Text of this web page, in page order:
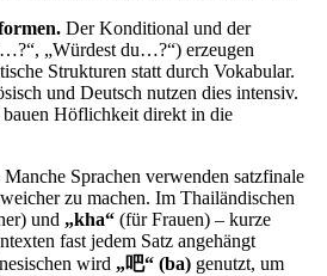
Der Konditional und der
„Würdest du…?“) erzeugen
Strukturen statt durch Vokabular.
und Deutsch nutzen dies intensiv.
bauen Höflichkeit direkt in die
Manche Sprachen verwenden satzfinale
zu machen. Im Thailändischen
und „kha“ (für Frauen) – kurze
fast jedem Satz angehängt
wird „吧“ (ba) genutzt, um